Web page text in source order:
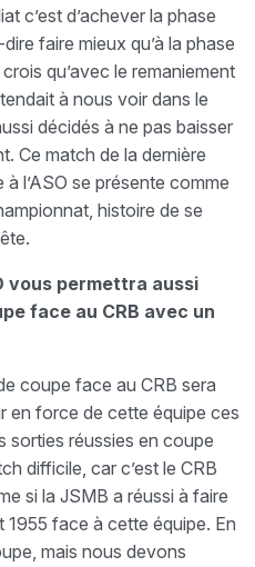
c’est d’achever la phase
faire mieux qu’à la phase
qu’avec le remaniement
à nous voir dans le
décidés à ne pas baisser
Ce match de la dernière
l’ASO se présente comme
histoire de se
vous permettra aussi
face au CRB avec un
coupe face au CRB sera
en force de cette équipe ces
sorties réussies en coupe
difficile, car c’est le CRB
si la JSMB a réussi à faire
face à cette équipe. En
mais nous devons